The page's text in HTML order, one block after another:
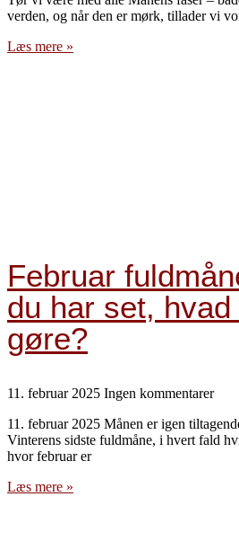
verden, og når den er mørk, tillader vi
Læs mere »
Februar
du har set,
gøre?
11. februar 2025 Ingen kommentarer
11. februar 2025 Månen er igen
Vinterens sidste fuldmåne, i hvert fald
hvor februar er
Læs mere »